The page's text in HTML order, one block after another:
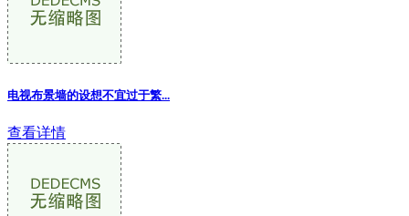
电视布景墙的设想不宜过于繁...
查看详情